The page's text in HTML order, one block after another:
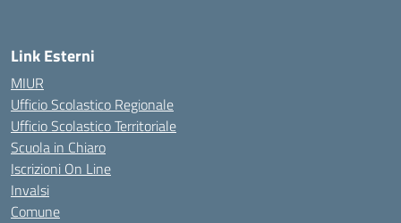
Link Esterni
MIUR
Ufficio Scolastico Regionale
Ufficio Scolastico Territoriale
Scuola in Chiaro
Iscrizioni On Line
Invalsi
Comune